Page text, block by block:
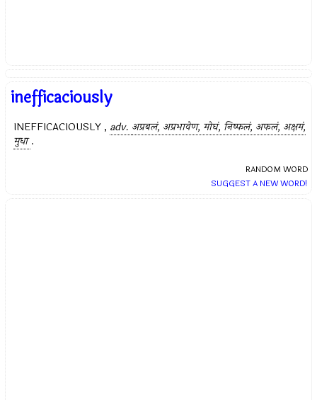
inefficaciously
INEFFICACIOUSLY , adv. अप्रबलं, अप्रभावेण, मोघं, निष्फलं, अफलं, अक्षमं,
मुधा .
RANDOM WORD
SUGGEST A NEW WORD!